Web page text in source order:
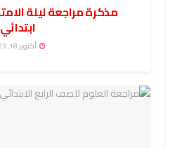
مذكرة مراجعة ليلة
ابتدائي
أكتوبر 18, 2023